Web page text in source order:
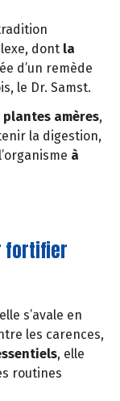
dont la
d’un remède
le Dr. Samst.
plantes amères,
la digestion,
à
fortifier
s’avale en
les carences,
, elle
routines